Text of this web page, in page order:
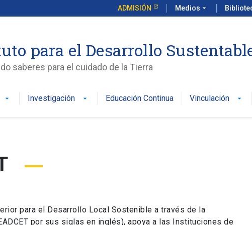
ADMISIÓN Medios arrow_drop_down
para el Desarrollo
saberes para el cuidado de la Tierra
arrow_drop_down Investigación arrow_drop_down Educación Continua Vinculación arrow_drop_down
para el Desarrollo Local Sostenible a través de la
por sus siglas en inglés), apoya a las Instituciones de